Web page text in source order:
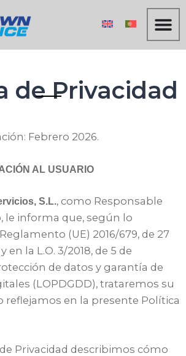
de Privacidad
Febrero 2026.
AL USUARIO
S.L., como Responsable
le informa que, según lo
(UE) 2016/679, de 27
en la L.O. 3/2018, de 5 de
de datos y garantía de
(LOPDGDD), trataremos su
reflejamos en la presente Política
Privacidad describimos cómo